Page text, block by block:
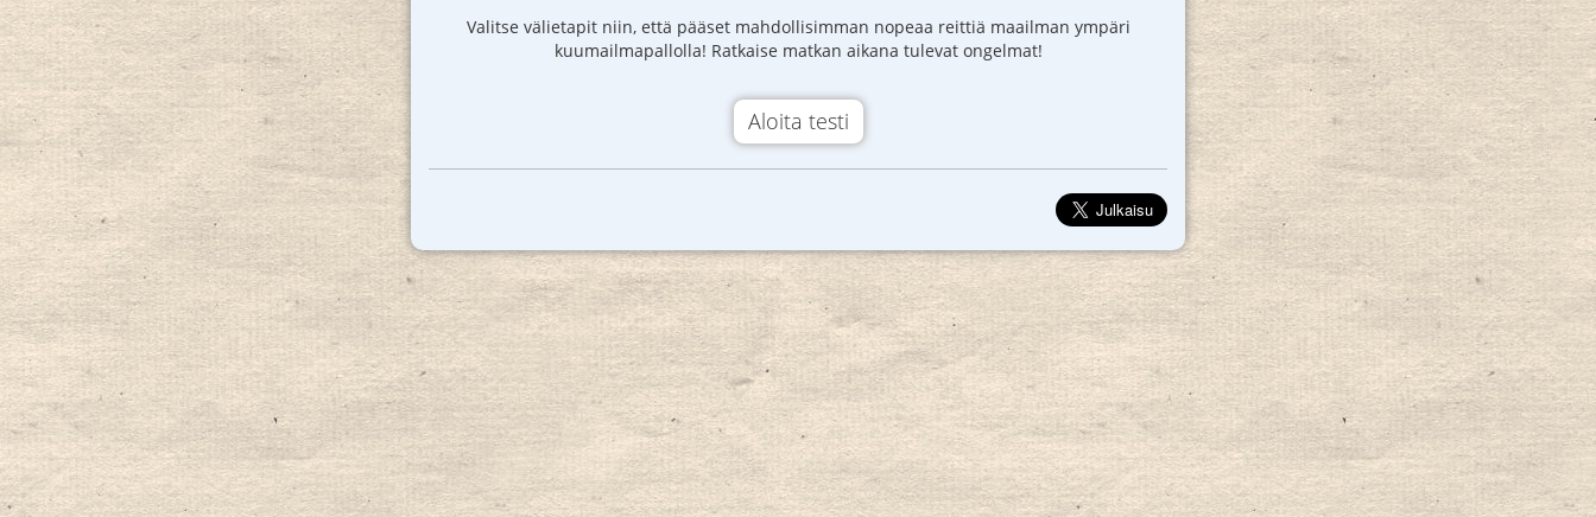
Valitse välietapit niin, että pääset mahdollisimman nopeaa reittiä maailman ympäri
kuumailmapallolla! Ratkaise matkan aikana tulevat ongelmat!
Aloita testi